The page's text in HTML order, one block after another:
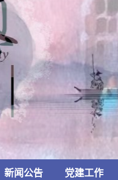
新闻公告 党建工作